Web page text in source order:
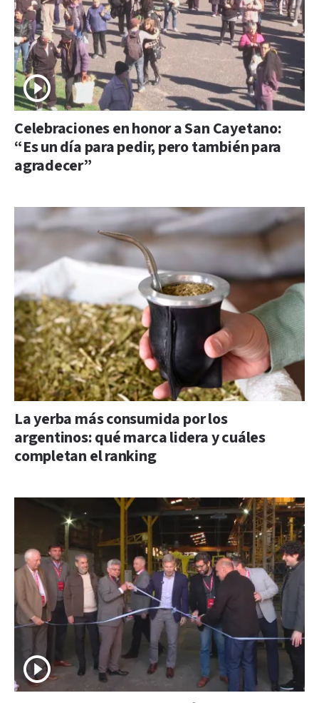
Celebraciones en honor a San Cayetano:
“Es un día para pedir, pero también para
agradecer”
La yerba más consumida por los
argentinos: qué marca lidera y cuáles
completan el ranking